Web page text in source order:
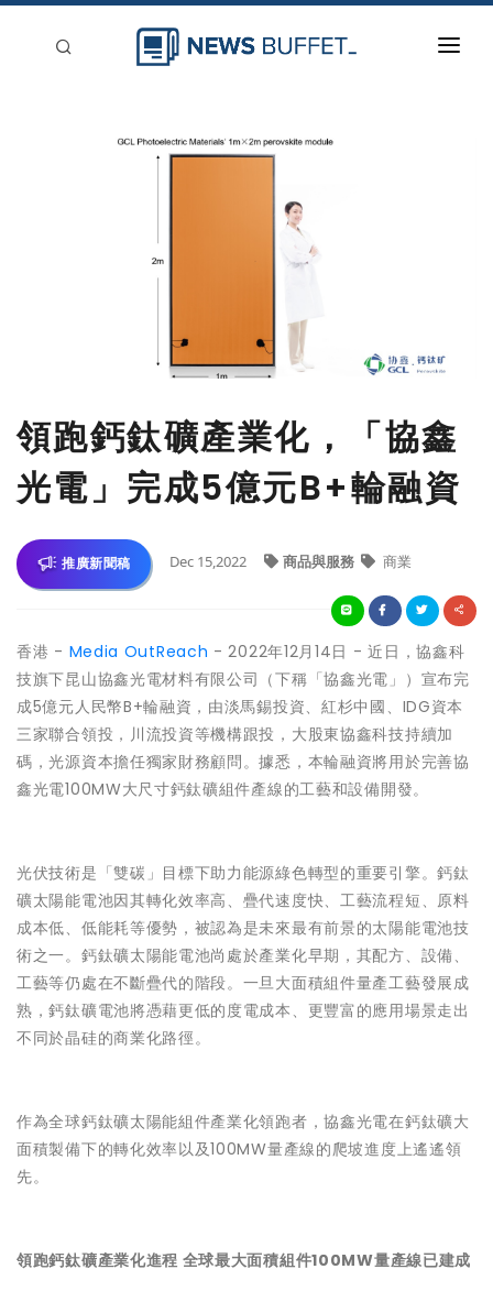
領跑鈣鈦礦產業化，「協鑫
光電」完成5億元B+輪融資
推廣新聞稿 Dec 15,2022 商品與服務 商業
香港 - Media OutReach - 2022年12月14日 - 近日，協鑫科
技旗下昆山協鑫光電材料有限公司（下稱「協鑫光電」）宣布完
成5億元人民幣B+輪融資，由淡馬錫投資、紅杉中國、IDG資本
三家聯合領投，川流投資等機構跟投，大股東協鑫科技持續加
碼，光源資本擔任獨家財務顧問。據悉，本輪融資將用於完善協
鑫光電100MW大尺寸鈣鈦礦組件產線的工藝和設備開發。
光伏技術是「雙碳」目標下助力能源綠色轉型的重要引擎。鈣鈦
礦太陽能電池因其轉化效率高、疊代速度快、工藝流程短、原料
成本低、低能耗等優勢，被認為是未來最有前景的太陽能電池技
術之一。鈣鈦礦太陽能電池尚處於產業化早期，其配方、設備、
工藝等仍處在不斷疊代的階段。一旦大面積組件量產工藝發展成
熟，鈣鈦礦電池將憑藉更低的度電成本、更豐富的應用場景走出
不同於晶硅的商業化路徑。
作為全球鈣鈦礦太陽能組件產業化領跑者，協鑫光電在鈣鈦礦大
面積製備下的轉化效率以及100MW量產線的爬坡進度上遙遙領
先。
領跑鈣鈦礦產業化進程 全球最大面積組件100MW量產線已建成